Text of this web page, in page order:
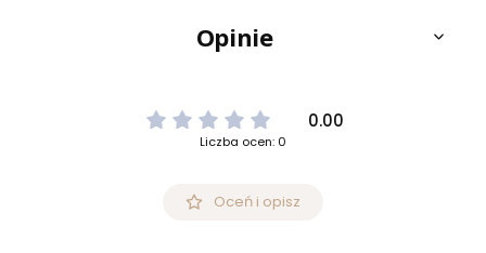
Opinie
0.00
Liczba ocen: 0
Oceń i opisz